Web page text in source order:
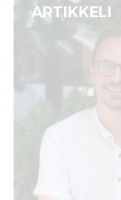
ARTIKKELI